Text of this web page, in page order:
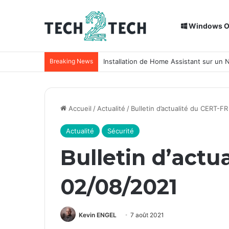
Windows
Breaking News Installation de Home Assistant sur un
Accueil / Actualité / Bulletin d’actualité du CERT-
Actualité Sécurité
Bulletin
02/08/2021
Kevin ENGEL 7 août 2021